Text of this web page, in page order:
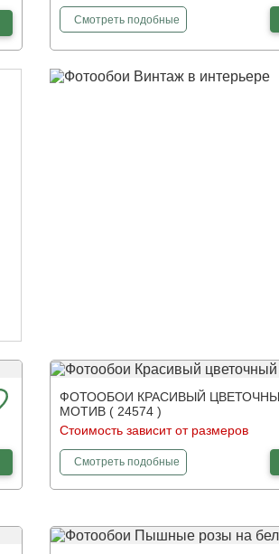
Смотретьфотообои
подобныеРисунок Венеции
ФОТООБОИ КРАСИВЫЙ
МОТИВ ( 24574 )
Стоимость зависит от размеров
Смотретьфотообои
подобныеКрасивый